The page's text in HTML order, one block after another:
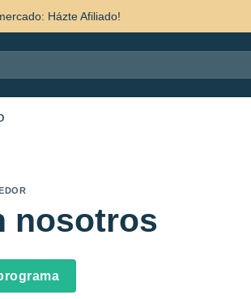
Házte Afiliado!
nosotros